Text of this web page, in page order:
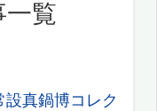
覧
設真鍋博コレク